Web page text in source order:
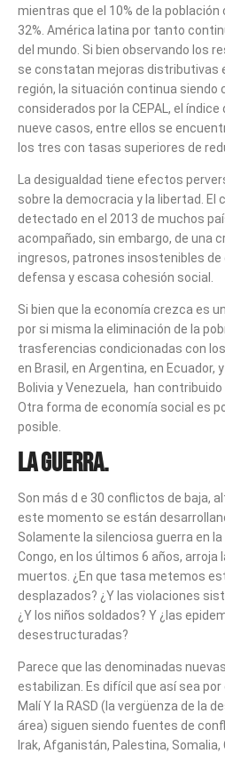
mientras que el 10% de la
32%. América latina por tanto
del mundo. Si bien observando los
se constatan mejoras distributivas
región, la situación continua siendo
considerados por la CEPAL, el índice
nueve casos, entre ellos se
los tres con tasas superiores de
La desigualdad tiene efectos
sobre la democracia y la libertad. El
detectado en el 2013 de muchos
acompañado, sin embargo, de una
ingresos, patrones insostenibles
defensa y escasa cohesión social.
Si bien que la economía crezca es
por si misma la eliminación de la
trasferencias condicionadas con
en Brasil, en Argentina, en Ecuador,
Bolivia y Venezuela, han
Otra forma de economía social es
posible.
La guerra.
Son más d e 30 conflictos de baja,
este momento se están
Solamente la silenciosa guerra en
Congo, en los últimos 6 años,
muertos. ¿En que tasa metemos
desplazados? ¿Y las violaciones
¿Y los niños soldados? Y ¿las
desestructuradas?
Parece que las denominadas
estabilizan. Es difícil que así sea
Malí Y la RASD (la vergüenza de la
área) siguen siendo fuentes de
Irak, Afganistán, Palestina, Somalia,